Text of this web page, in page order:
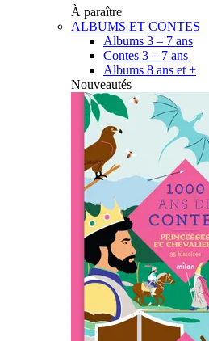
À paraître
ALBUMS ET CONTES
Albums 3 – 7 ans
Contes 3 – 7 ans
Albums 8 ans et +
Nouveautés